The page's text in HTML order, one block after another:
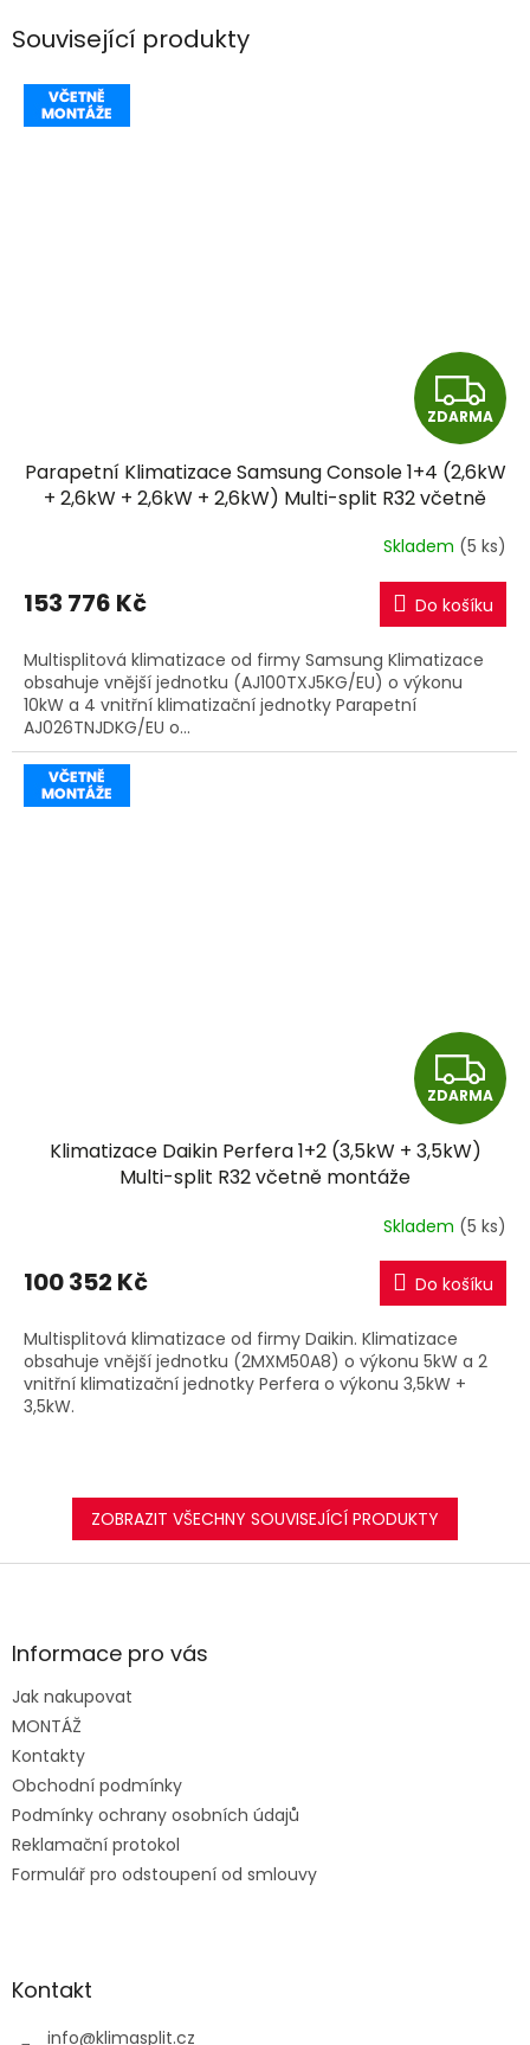
Související produkty
Z
D
A
R
M
A
ZDARMA
Parapetní Klimatizace Samsung Console 1+4 (2,6kW
+ 2,6kW + 2,6kW + 2,6kW) Multi-split R32 včetně
Skladem (5 ks)
153 776 Kč Do košíku
Multisplitová klimatizace od firmy Samsung Klimatizace
obsahuje vnější jednotku (AJ100TXJ5KG/EU) o výkonu
10kW a 4 vnitřní klimatizační jednotky Parapetní
AJ026TNJDKG/EU o...
Z
D
R
M
A
ZDARMA
Klimatizace Daikin Perfera 1+2 (3,5kW + 3,5kW)
Multi-split R32 včetně montáže
Skladem (5 ks)
100 352 Kč Do košíku
Multisplitová klimatizace od firmy Daikin. Klimatizace
obsahuje vnější jednotku (2MXM50A8) o výkonu 5kW a 2
vnitřní klimatizační jednotky Perfera o výkonu 3,5kW +
3,5kW.
ZOBRAZIT VŠECHNY SOUVISEJÍCÍ PRODUKTY
Z
aInformace pro vás
Jak nakupovat
MONTÁŽ
Kontakty
Obchodní podmínky
Podmínky ochrany osobních údajů
Reklamační protokol
Formulář pro odstoupení od smlouvy
Kontakt
info@klimasplit.cz